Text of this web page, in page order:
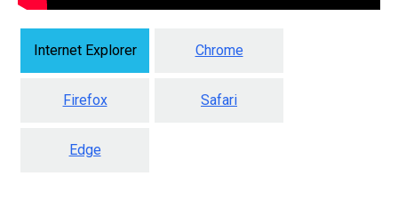
Internet Explorer Chrome
Firefox Safari
Edge